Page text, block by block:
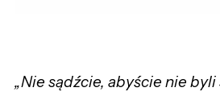
„Nie sądźcie, abyście nie